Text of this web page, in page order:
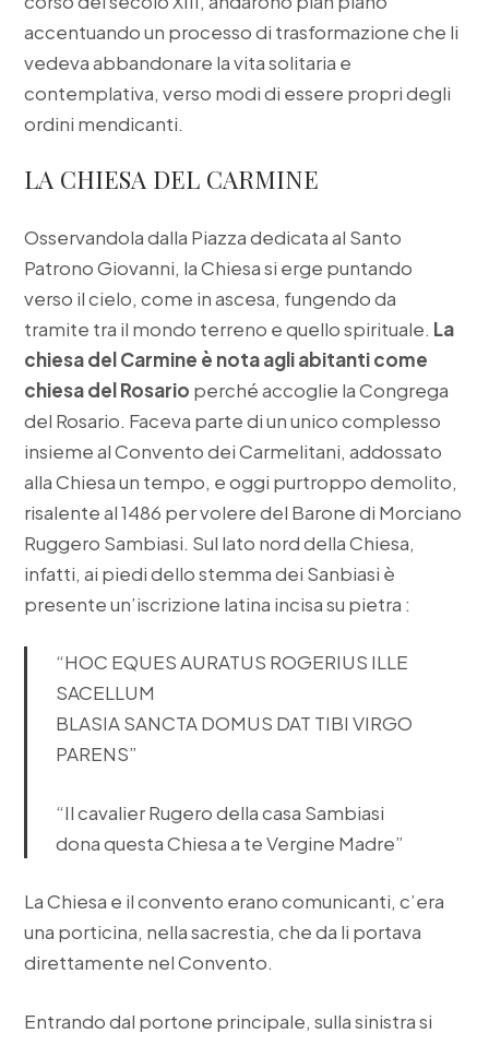
accentuando un processo di trasformazione che li
vedeva abbandonare la vita solitaria e
contemplativa, verso modi di essere propri degli
ordini mendicanti.
LA CHIESA DEL CARMINE
Osservandola dalla Piazza dedicata al Santo
Patrono Giovanni, la Chiesa si erge puntando
verso il cielo, come in ascesa, fungendo da
tramite tra il mondo terreno e quello spirituale. La
chiesa del Carmine è nota agli abitanti come
chiesa del Rosario perché accoglie la Congrega
del Rosario. Faceva parte di un unico complesso
insieme al Convento dei Carmelitani, addossato
alla Chiesa un tempo, e oggi purtroppo demolito,
risalente al 1486 per volere del Barone di Morciano
Ruggero Sambiasi. Sul lato nord della Chiesa,
infatti, ai piedi dello stemma dei Sanbiasi è
presente un’iscrizione latina incisa su pietra :
“HOC EQUES AURATUS ROGERIUS ILLE
SACELLUM
BLASIA SANCTA DOMUS DAT TIBI VIRGO
PARENS”
“Il cavalier Rugero della casa Sambiasi
dona questa Chiesa a te Vergine Madre”
La Chiesa e il convento erano comunicanti, c’era
una porticina, nella sacrestia, che da li portava
direttamente nel Convento.
Entrando dal portone principale, sulla sinistra si